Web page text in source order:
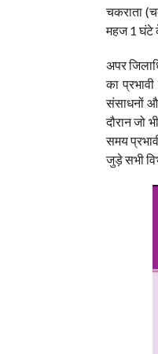
चकराता
महज 1 घंटे
अपर
का
संसाधनों
दौरान जो
समय
जुड़े सभी